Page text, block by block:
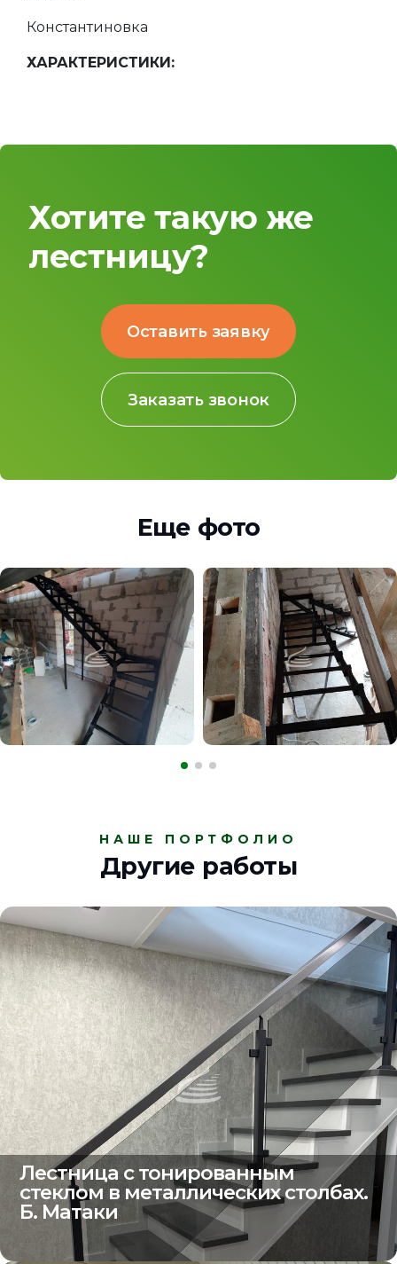
Константиновка
ХАРАКТЕРИСТИКИ:
Хотите такую же
лестницу?
Оставить заявку
Заказать звонок
Еще фото
НАШЕ ПОРТФОЛИО
Другие работы
Лестница с тонированным
стеклом в металлических столбах.
Б. Матаки